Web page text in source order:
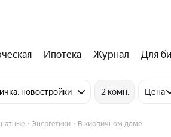
Ипотека Журнал Для
новостройки 2 комн. Цена
Энергетики В кирпичном доме